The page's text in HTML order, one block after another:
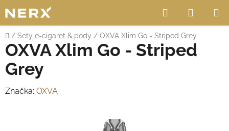
na
obsah
Hledat
KOŠÍK
Domů
/ Sety e-cigaret & pody / OXVA Xlim Go - Striped Grey
OXVA Xlim Go - Striped
Grey
Značka: OXVA